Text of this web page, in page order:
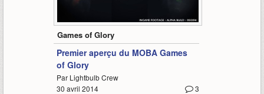
Games of Glory
Premier aperçu du MOBA Games
of Glory
Par Lightbulb Crew
3
30 avril 2014